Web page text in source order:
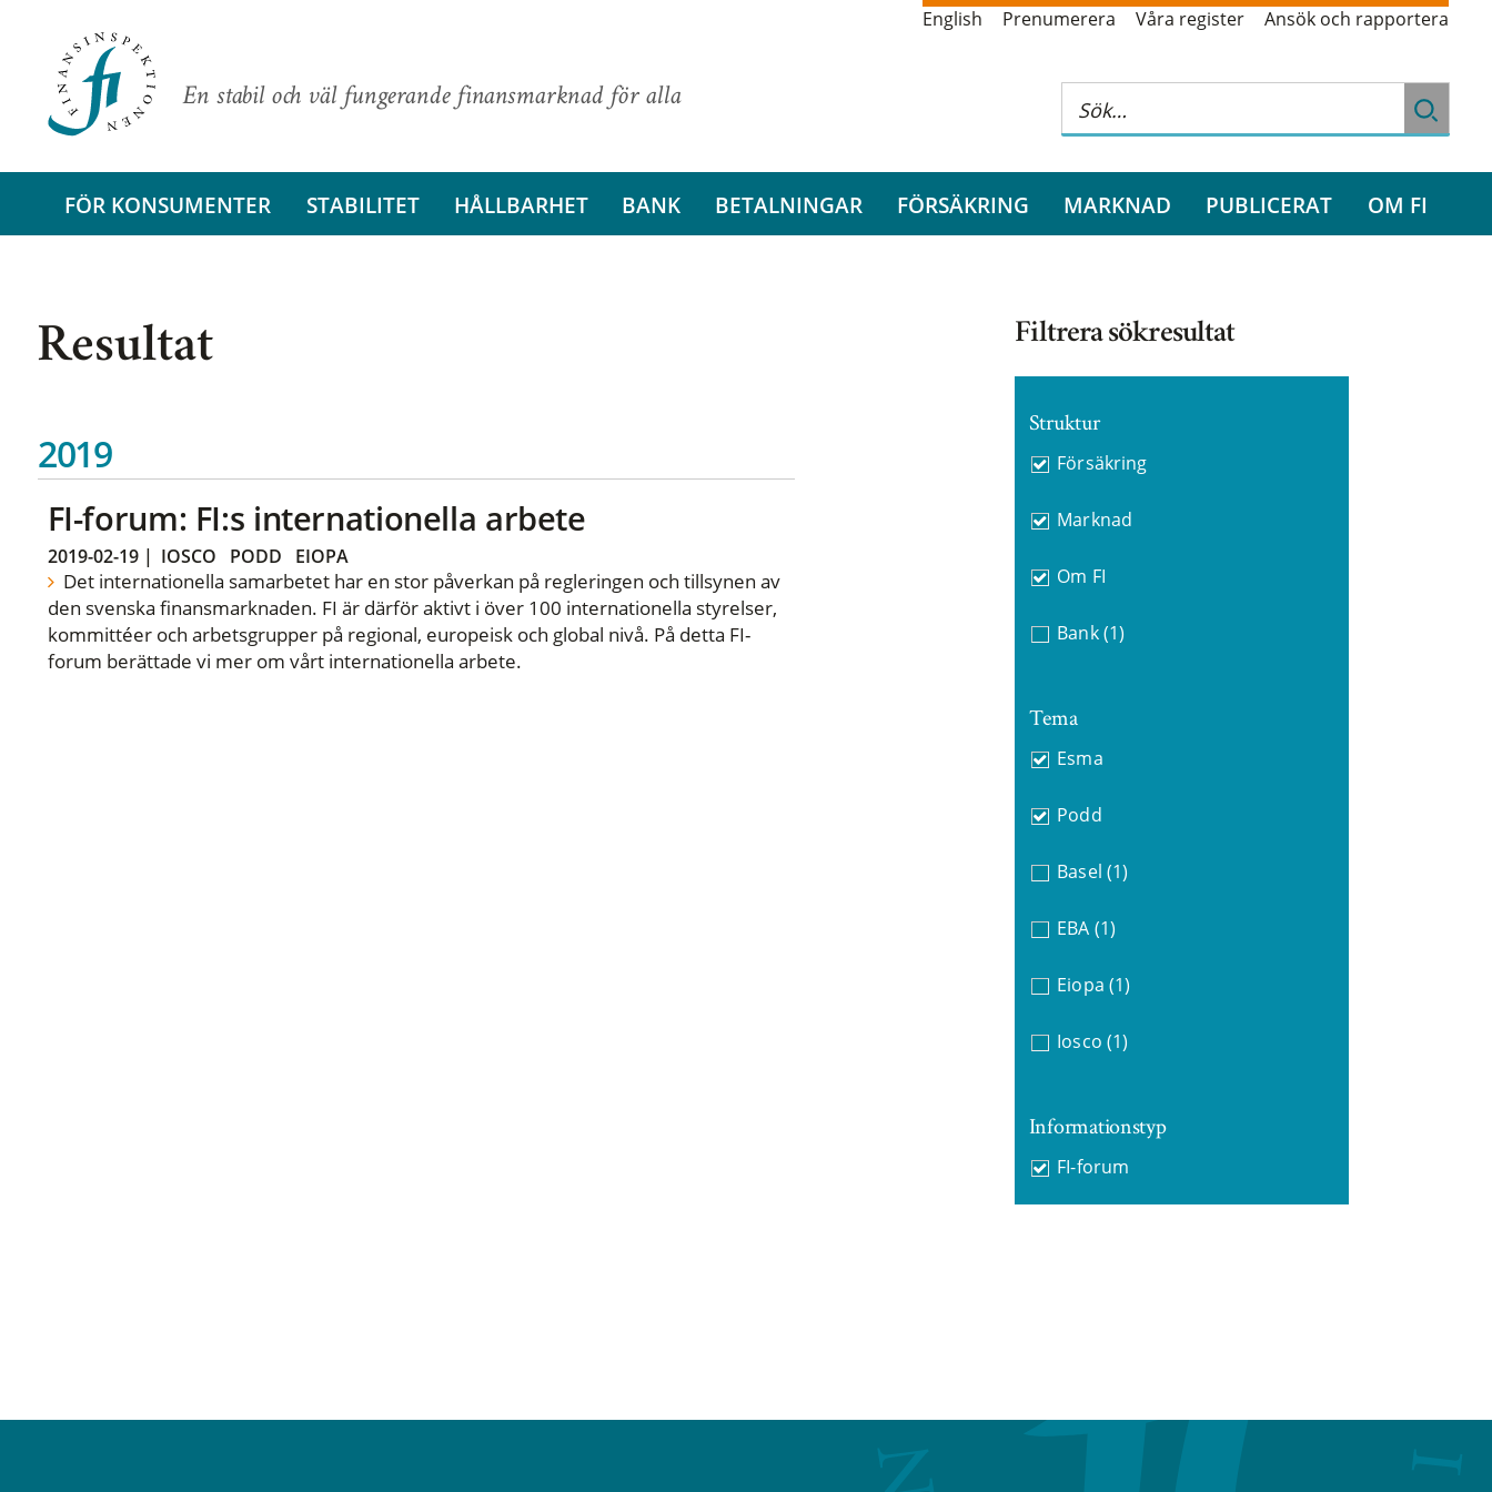
En stabil och väl fungerande finansmarknad för alla
English Prenumerera Våra register Ansök och rapportera
FÖR KONSUMENTER STABILITET HÅLLBARHET BANK BETALNINGAR FÖRSÄKRING MARKNAD PUBLICERAT OM FI
Resultat
2019
FI-forum: FI:s internationella arbete
2019-02-19| IOSCO PODD EIOPA
Det internationella samarbetet har en stor påverkan på regleringen och tillsynen av
den svenska finansmarknaden. FI är därför aktivt i över 100 internationella styrelser,
kommittéer och arbetsgrupper på regional, europeisk och global nivå. På detta FI-
forum berättade vi mer om vårt internationella arbete.
Filtrera sökresultat
Struktur
Försäkring
Marknad
Om FI
Bank (1)
Tema
Esma
Podd
Basel (1)
EBA (1)
Eiopa (1)
Iosco (1)
Informationstyp
FI-forum